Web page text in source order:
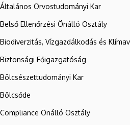
Általános Orvostudományi Kar
Belső Ellenőrzési Önálló Osztály
Biodiverzitás, Vízgazdálkodás és
Biztonsági Főigazgatóság
Bölcsészettudományi Kar
Bölcsőde
Compliance Önálló Osztály